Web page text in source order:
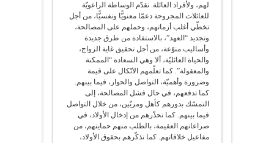
لهم، ولأفراد العائلة. تقدّم الوساطة الراعويّة
للعائلات المجروحة دعمّا معنويًّا ونفسيًّا، من أجل
تخطّي أغلب أزماتهم، وحملهم على المصالحة،
وتجديد “العهد”، بالاستفادة من طرق جديدة
وأساليب منوّعة، من أجل تحقيق غاية الزواج،
والحياة العائليّة، ألا وهي السعادة “الممكنة
والمعقولة”. كما تعلّمهم الاتّكال على قيمة
وضرورة وأهميّة، التواصل والحوار، فيما بينهم.
كما تدفعهم، في حال فشل المصالحة، إلى
التمسّك بدورهم كأهل ومربّين، من خلال التواصل
فيما بينهم. كما تحذّرهم من إدخال الأولاد، في
صراعاتهم العقيمة، بالطلب منهم حمايتهم، من
مفاعيل خلافاتهم. كما تذكّرهم بحقوق الأولاد،